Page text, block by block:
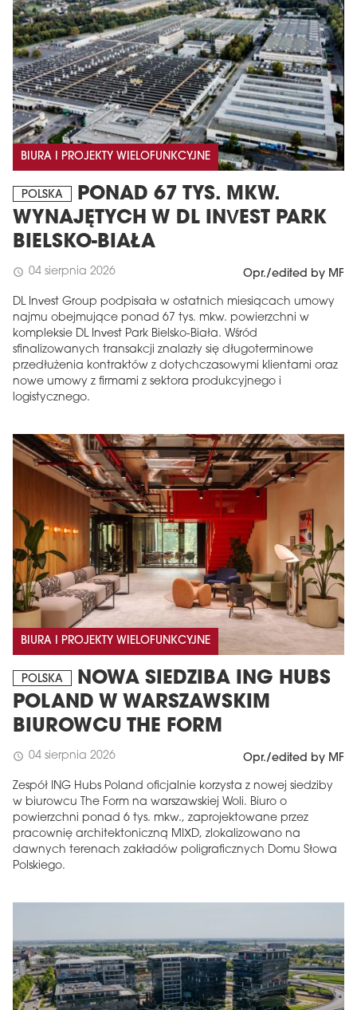
BIURA I PROJEKTY WIELOFUNKCYJNE
POLSKA
PONAD 67 TYS. MKW.
WYNAJĘTYCH W DL INVEST PARK
BIELSKO-BIAŁA
schedule 04 sierpnia 2026 Opr./edited by MF
DL Invest Group podpisała w ostatnich miesiącach umowy
najmu obejmujące ponad 67 tys. mkw. powierzchni w
kompleksie DL Invest Park Bielsko-Biała. Wśród
sfinalizowanych transakcji znalazły się długoterminowe
przedłużenia kontraktów z dotychczasowymi klientami oraz
nowe umowy z firmami z sektora produkcyjnego i
logistycznego.
BIURA I PROJEKTY WIELOFUNKCYJNE
POLSKA
NOWA SIEDZIBA ING HUBS
POLAND W WARSZAWSKIM
BIUROWCU THE FORM
schedule 04 sierpnia 2026 Opr./edited by MF
Zespół ING Hubs Poland oficjalnie korzysta z nowej siedziby
w biurowcu The Form na warszawskiej Woli. Biuro o
powierzchni ponad 6 tys. mkw., zaprojektowane przez
pracownię architektoniczną MIXD, zlokalizowano na
dawnych terenach zakładów poligraficznych Domu Słowa
Polskiego.